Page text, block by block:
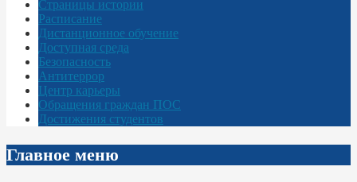
Страницы истории
Расписание
Дистанционное обучение
Доступная среда
Безопасность
Антитеррор
Центр карьеры
Обращения граждан ПОС
Достижения студентов
Главное меню